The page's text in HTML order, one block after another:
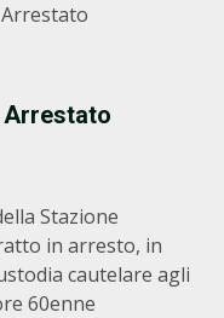
Stazione
in arresto, in
cautelare agli
60enne